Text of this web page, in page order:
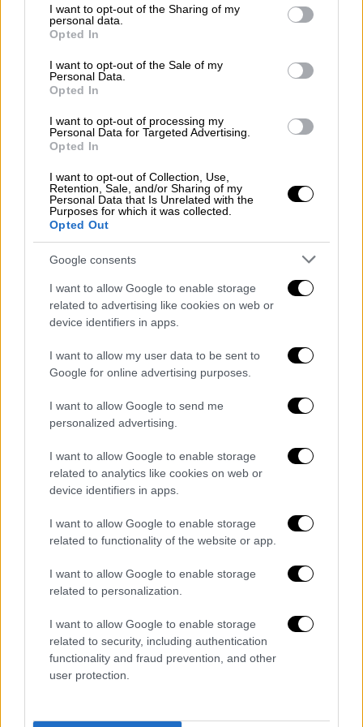
not limited to your visit or usage behaviour. You may click to
grant or deny consent to Google and its third-party tags to
use your data for below specified purposes in below Google
consent section.
I want to opt-out of the Sharing of my
personal data.
Opted In
I want to opt-out of the Sale of my
Personal Data.
Opted In
I want to opt-out of processing my
Personal Data for Targeted Advertising.
Opted In
I want to opt-out of Collection, Use,
Retention, Sale, and/or Sharing of my
Personal Data that Is Unrelated with the
Purposes for which it was collected.
Opted Out
Google consents
I want to allow Google to enable storage
related to advertising like cookies on web or
device identifiers in apps.
I want to allow my user data to be sent to
Google for online advertising purposes.
I want to allow Google to send me
personalized advertising.
I want to allow Google to enable storage
related to analytics like cookies on web or
device identifiers in apps.
I want to allow Google to enable storage
related to functionality of the website or app.
I want to allow Google to enable storage
related to personalization.
I want to allow Google to enable storage
related to security, including authentication
functionality and fraud prevention, and other
user protection.
Είπε, επίσης, ότιτο 88%των 200 παιδιών
-δηλαδή 176 παιδιά-
καταγωγής και δήλωσε πως η κυβέρνηση
ελπίζει να καταργήσει σταδιακά τη χρήση
των ξενοδοχείων για τα παιδιά «το
συντομότερο δυνατό».
Η αστυνομία του Σάσεξ γνωστοποίησε πως
συνέλαβε δύο άνδρεςως ύποπτους για
εμπορία ανθρώπων, αφού είδαν παιδιά που
διέμεναν σε ένα ξενοδοχείο να μπαίνουν στο
αυτοκίνητό τους. Εκπρόσωπος δήλωσε πως
δεν είχαν λάβει καμία καταγγελία για
απαγωγή.
Προσωπικό που δεν είχε ελεγχθεί
video
Ο παρατηρητής μετανάστευσης διαπίστωσε
τον Οκτώβριο ότι τα ξενοδοχεία που
χρησιμοποιούνταν για τη φιλοξενία
ασυνόδευτων παιδιών απασχολούσαν
προσωπικό που δεν είχε ελεγχθείαπό την
Υπηρεσία Γνωστοποίησης και Φραγής (DBS),